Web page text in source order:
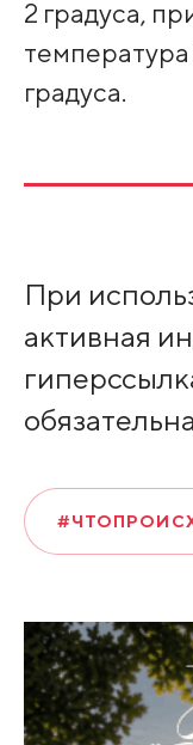
2 градуса,
градуса.
При
активная